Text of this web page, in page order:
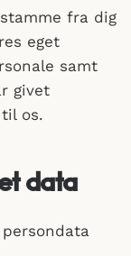
fra dig
eget
samt
givet
os.
data